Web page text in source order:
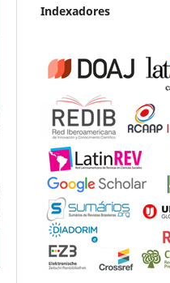
Indexadores